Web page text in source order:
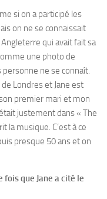
si on a participé les
on ne se connaissait
Angleterre qui avait fait sa
une photo de
personne ne se connaît.
de Londres et Jane est
premier mari et mon
justement dans « The
la musique. C’est à ce
presque 50 ans et on
que Jane a cité le